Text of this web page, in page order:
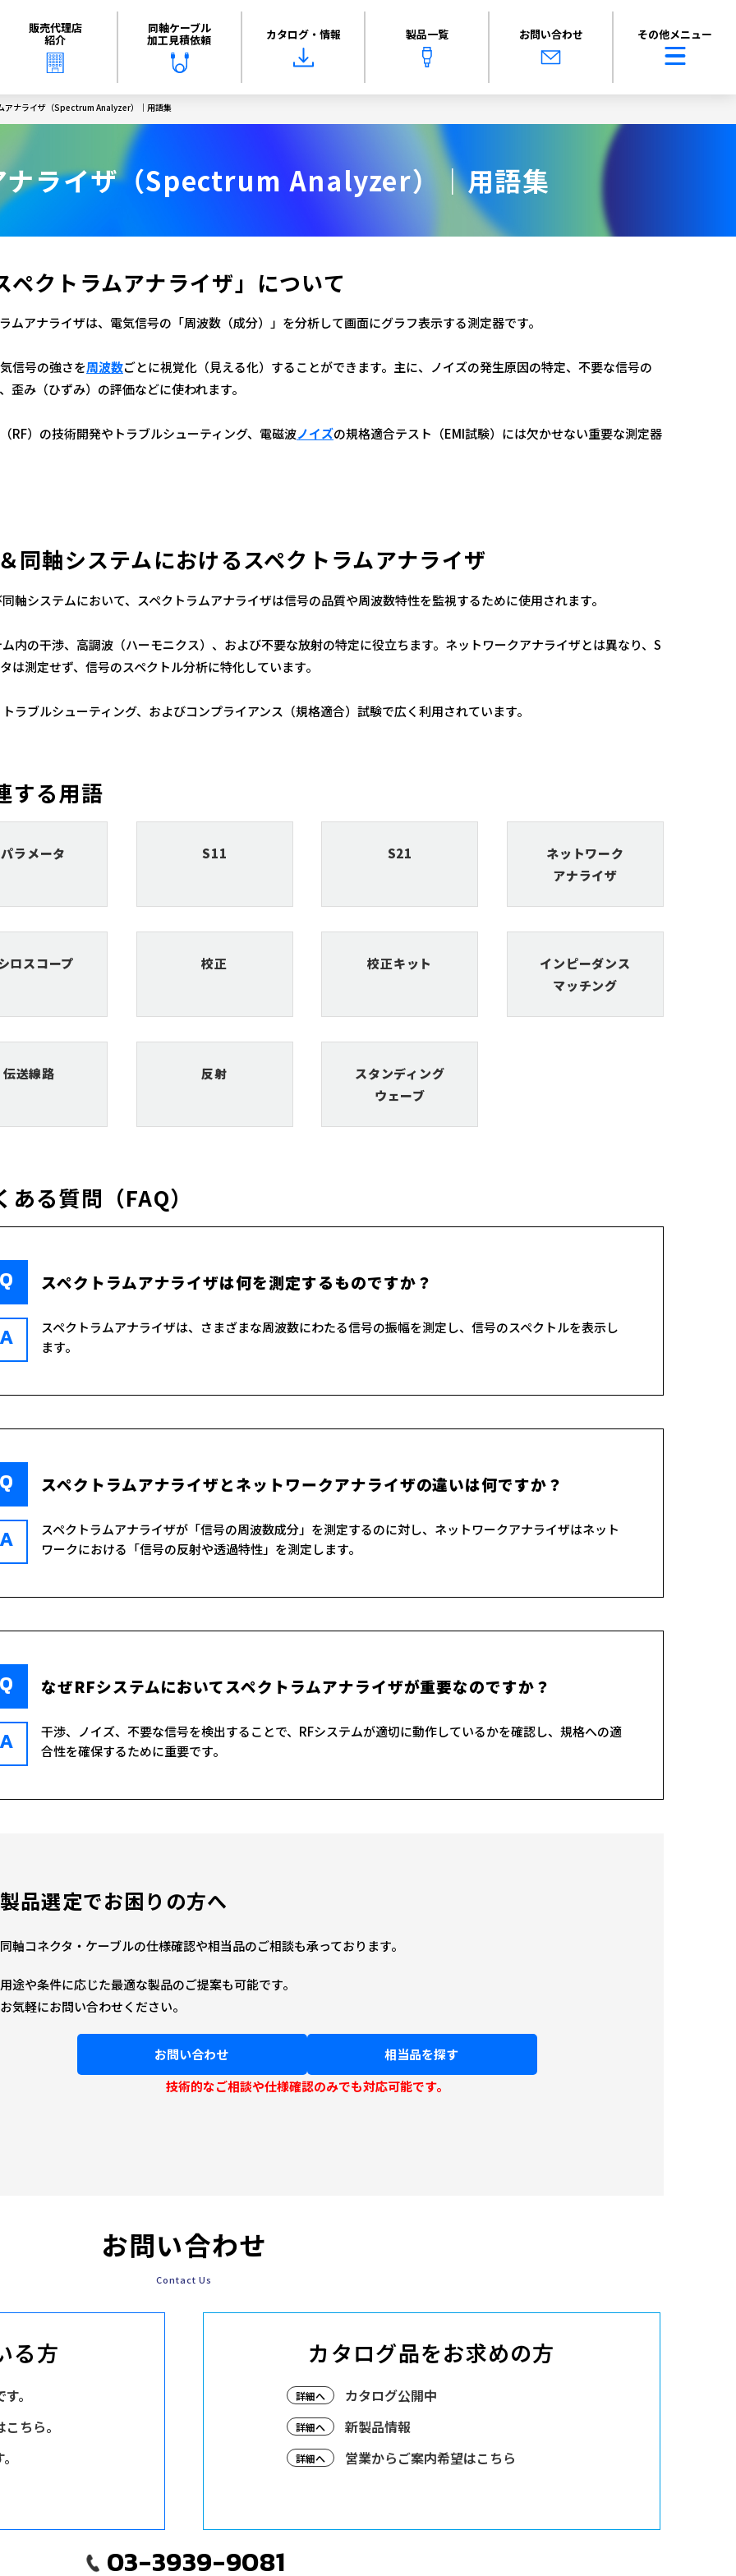
販売代理店
紹介
同軸ケーブル
加工見積依頼 カタログ・情報 製品一覧 お問い合わせ その他メニュー
アナライザ（Spectrum Analyzer）｜用語集
ナライザ（Spectrum Analyzer）｜用語集
ペクトラムアナライザ」について
ムアナライザは、電気信号の「周波数（成分）」を分析して画面にグラフ表示する測定器です。
信号の強さを周波数ごとに視覚化（見える化）することができます。主に、ノイズの発生原因の特定、不要な信号の
歪み（ひずみ）の評価などに使われます。
RF）の技術開発やトラブルシューティング、電磁波ノイズの規格適合テスト（EMI試験）には欠かせない重要な測定器
同軸システムにおけるスペクトラムアナライザ
軸システムにおいて、スペクトラムアナライザは信号の品質や周波数特性を監視するために使用されます。
内の干渉、高調波（ハーモニクス）、および不要な放射の特定に役立ちます。ネットワークアナライザとは異なり、S
は測定せず、信号のスペクトル分析に特化しています。
ラブルシューティング、およびコンプライアンス（規格適合）試験で広く利用されています。
する用語
ラメータ S11 S21
ネットワーク
アナライザ
ロスコープ 校正 校正キット
インピーダンス
マッチング
伝送線路 反射
スタンディング
ウェーブ
ある質問（FAQ）
Q スペクトラムアナライザは何を測定するものですか？
A
スペクトラムアナライザは、さまざまな周波数にわたる信号の振幅を測定し、信号のスペクトルを表示し
ます。
Q スペクトラムアナライザとネットワークアナライザの違いは何ですか？
A
スペクトラムアナライザが「信号の周波数成分」を測定するのに対し、ネットワークアナライザはネット
ワークにおける「信号の反射や透過特性」を測定します。
Q なぜRFシステムにおいてスペクトラムアナライザが重要なのですか？
A
干渉、ノイズ、不要な信号を検出することで、RFシステムが適切に動作しているかを確認し、規格への適
合性を確保するために重要です。
製品選定でお困りの方へ
同軸コネクタ・ケーブルの仕様確認や相当品のご相談も承っております。
用途や条件に応じた最適な製品のご提案も可能です。
お気軽にお問い合わせください。
お問い合わせ
相当品を探す
技術的なご相談や仕様確認のみでも対応可能です。
お問い合わせ
Contact Us
る方
。
ちら。
カタログ品をお求めの方
詳細へ カタログ公開中
詳細へ 新製品情報
詳細へ 営業からご案内希望はこちら
03-3939-9081